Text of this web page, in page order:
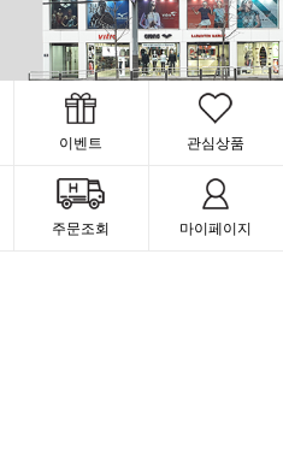
이벤트 관심상품
주문조회 마이페이지